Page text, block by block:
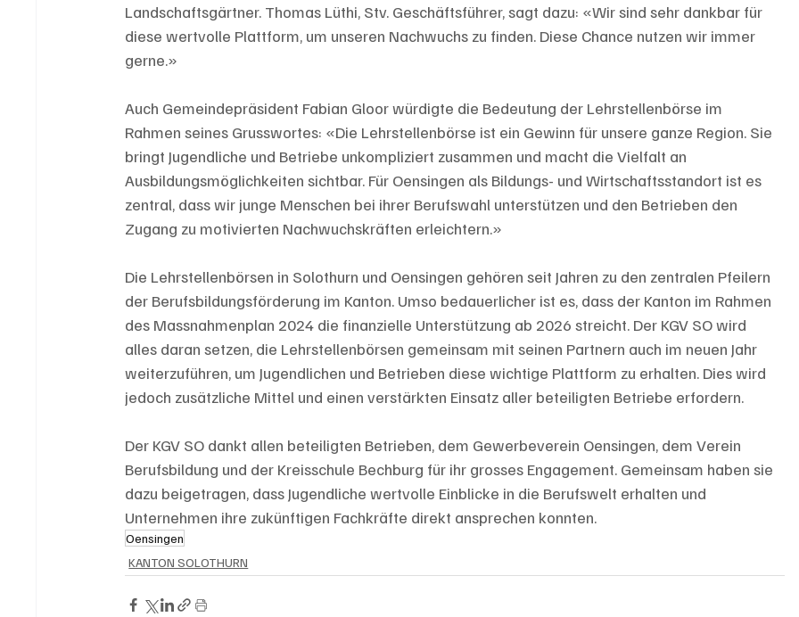
Landschaftsgärtner. Thomas Lüthi, Stv. Geschäftsführer, sagt dazu: «Wir sind sehr dankbar für
diese wertvolle Plattform, um unseren Nachwuchs zu finden. Diese Chance nutzen wir immer
gerne.»
Auch Gemeindepräsident Fabian Gloor würdigte die Bedeutung der Lehrstellenbörse im
Rahmen seines Grusswortes: «Die Lehrstellenbörse ist ein Gewinn für unsere ganze Region. Sie
bringt Jugendliche und Betriebe unkompliziert zusammen und macht die Vielfalt an
Ausbildungsmöglichkeiten sichtbar. Für Oensingen als Bildungs- und Wirtschaftsstandort ist es
zentral, dass wir junge Menschen bei ihrer Berufswahl unterstützen und den Betrieben den
Zugang zu motivierten Nachwuchskräften erleichtern.»
Die Lehrstellenbörsen in Solothurn und Oensingen gehören seit Jahren zu den zentralen Pfeilern
der Berufsbildungsförderung im Kanton. Umso bedauerlicher ist es, dass der Kanton im Rahmen
des Massnahmenplan 2024 die finanzielle Unterstützung ab 2026 streicht. Der KGV SO wird
alles daran setzen, die Lehrstellenbörsen gemeinsam mit seinen Partnern auch im neuen Jahr
weiterzuführen, um Jugendlichen und Betrieben diese wichtige Plattform zu erhalten. Dies wird
jedoch zusätzliche Mittel und einen verstärkten Einsatz aller beteiligten Betriebe erfordern.
Der KGV SO dankt allen beteiligten Betrieben, dem Gewerbeverein Oensingen, dem Verein
Berufsbildung und der Kreisschule Bechburg für ihr grosses Engagement. Gemeinsam haben sie
dazu beigetragen, dass Jugendliche wertvolle Einblicke in die Berufswelt erhalten und
Unternehmen ihre zukünftigen Fachkräfte direkt ansprechen konnten.
Oensingen
KANTON SOLOTHURN